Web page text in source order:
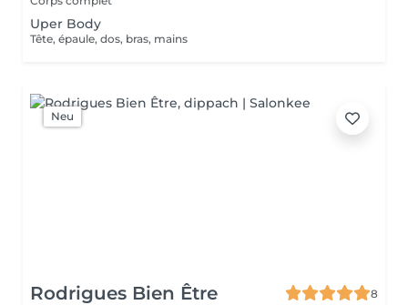
Uper Body
Tête, épaule, dos, bras, mains
Neu
Rodrigues Bien Être
8